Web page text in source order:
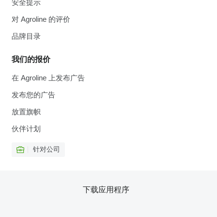
安全提示
对 Agroline 的评价
品牌目录
我们的报价
在 Agroline 上发布广告
发布您的广告
放置旗帜
伙伴计划
针对公司
下载应用程序